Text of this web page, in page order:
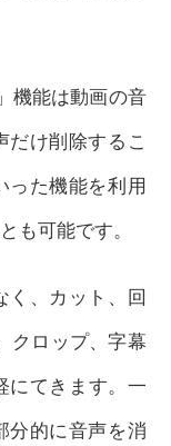
機能は動画の音
だけ削除する こ
った機能を利用
も可能です。
く、カット、回
クロップ、字幕
てきます。 一
分的に音声を消